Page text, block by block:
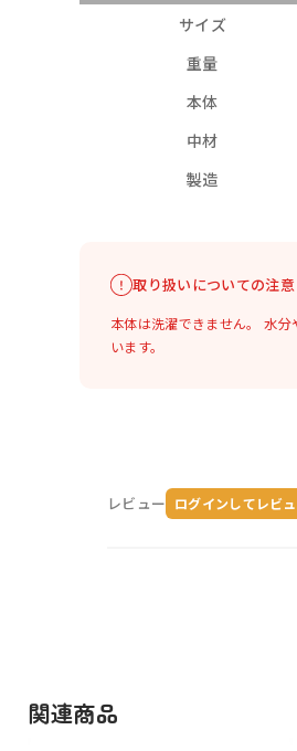
サイズ
重量
本体
中材
製造
取り扱いについての注意
本体は洗濯できません。水分
います。
レビュー ログインしてレビ
関連商品